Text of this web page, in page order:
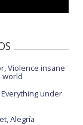
Violence insane
world
under
Alegría